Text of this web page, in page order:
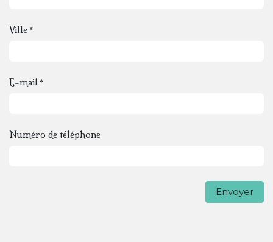
Ville *
E-mail *
Numéro de téléphone
Envoyer